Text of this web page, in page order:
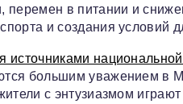
перемен в питании и
и создания условий
источниками национальной
большим уважением в
с энтузиазмом